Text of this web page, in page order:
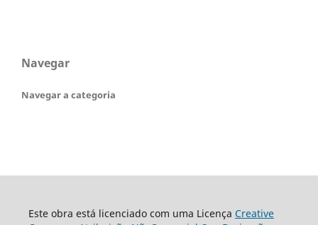
Navegar
Navegar a categoria
Este obra está licenciado com uma Licença Creative